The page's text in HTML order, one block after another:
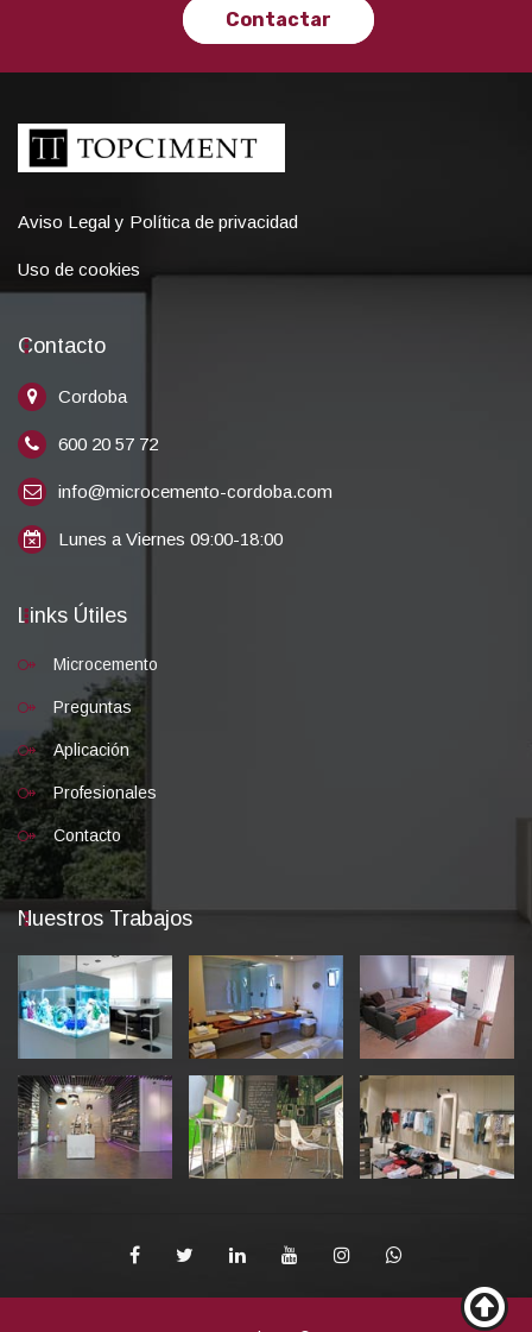
Contactar
Aviso Legal y Política de privacidad
Uso de cookies
Contacto
Cordoba
600 20 57 72
info@microcemento-cordoba.com
Lunes a Viernes 09:00-18:00
Links Útiles
Microcemento
Preguntas
Aplicación
Profesionales
Contacto
Nuestros Trabajos